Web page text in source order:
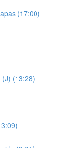
(17:00)
(J) (13:28)